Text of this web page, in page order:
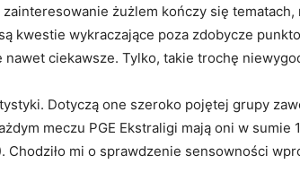
żużlem kończy się tematach,
kwestie wykraczające poza zdobycze
ciekawsze. Tylko, takie trochę
Dotyczą one szeroko pojętej grupy
meczu PGE Ekstraligi mają oni w sumie
mi o sprawdzenie sensowności